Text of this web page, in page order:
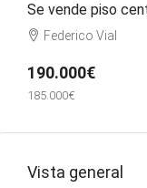
Se vende piso
Federico Vial
190.000€
185.000€
Vista general